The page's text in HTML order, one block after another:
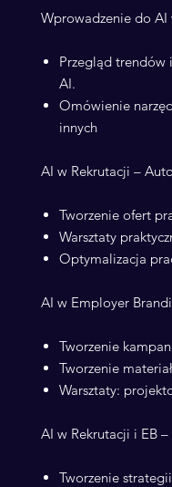
Wprowadzenie do
Przegląd trendów
AI.
Omówienie
innych
AI w Rekrutacji –
Tworzenie ofert
Warsztaty
Optymalizacja
AI w Employer
Tworzenie
Tworzenie
Warsztaty:
AI w Rekrutacji i EB
Tworzenie